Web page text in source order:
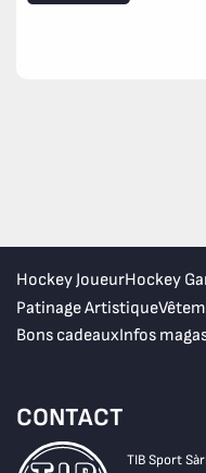
Hockey JoueurHockey
Patinage Artistique
Bons cadeauxInfos
CONTACT
TIB Sport Sàrl